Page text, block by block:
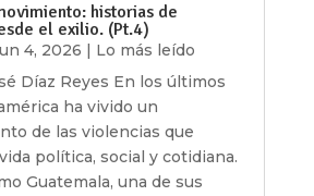
historias de
el exilio. (Pt.4)
4, 2026
Lo más leído
Díaz Reyes En los últimos
ha vivido un
de las violencias que
política, social y cotidiana.
Guatemala, una de sus